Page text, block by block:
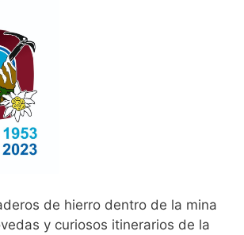
de hierro dentro de la mina
y curiosos itinerarios de la